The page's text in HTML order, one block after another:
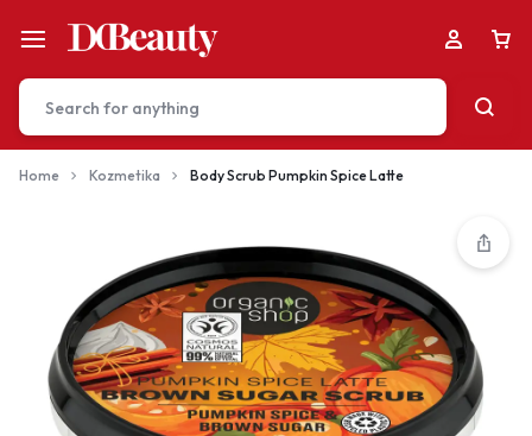
Your bag is empty
Don't miss out on great deals! Start shopping or
Sign in to view products added.
Shop What's New
Home Kozmetika Body Scrub Pumpkin Spice Latte